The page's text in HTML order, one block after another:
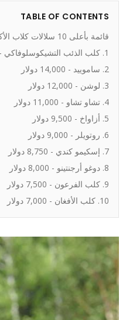
TABLE OF CONTENTS
قائمة بأعلى 10 سلالات كلاب الأكثر تكلفة في العالم 2026
1. كلب الذئب التشيكوسلوفاكي - 50,000 دولار
2. ساموييد - 14,000 دولار
3. لوشن - 12,000 دولار
4. تشاو تشاو - 11,000 دولار
5. أزاواخ - 9,500 دولار
6. روتويلر - 9,000 دولار
7. إسكيمو كندي - 8,750 دولار
8. دوغو أرجنتينو - 8,000 دولار
9. كلب الفرعون - 7,500 دولار
10. كلب الأفغان - 7,000 دولار